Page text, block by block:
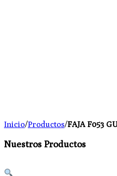
Inicio/Productos/FAJA F053
Nuestros Productos